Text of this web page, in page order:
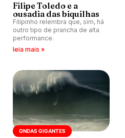
Filipe Toledo e a
ousadia das biquilhas
Filipinho relembra que, sim, há
outro tipo de prancha de alta
performance.
leia mais »
ONDAS GIGANTES